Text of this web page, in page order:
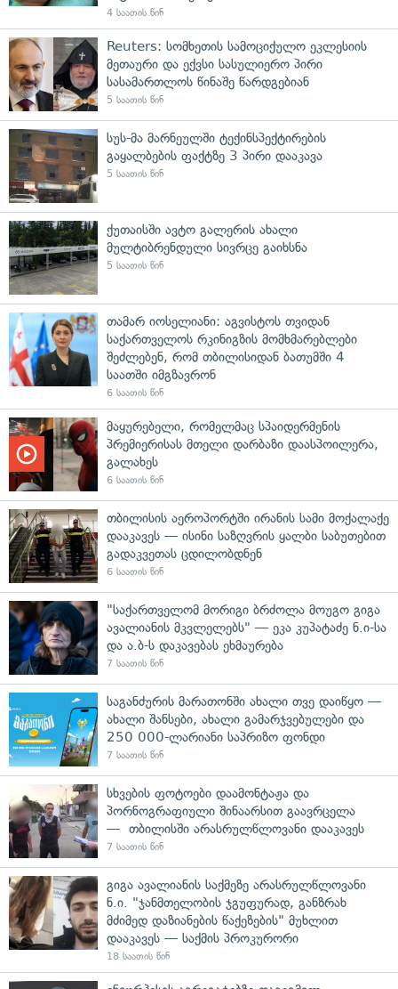
4 საათის წინ
Reuters: სომხეთის სამოციქულო ეკლესიის
მეთაური და ექვსი სასულიერო პირი
სასამართლოს წინაშე წარდგებიან
5 საათის წინ
სუს-მა მარნეულში ტექინსპექტირების
გაყალბების ფაქტზე 3 პირი დააკავა
5 საათის წინ
ქუთაისში ავტო გალერის ახალი
მულტიბრენდული სივრცე გაიხსნა
5 საათის წინ
თამარ იოსელიანი: აგვისტოს თვიდან
საქართველოს რკინიგზის მომხმარებლები
შეძლებენ, რომ თბილისიდან ბათუმში 4
საათში იმგზავრონ
6 საათის წინ
მაყურებელი, რომელმაც სპაიდერმენის
პრემიერისას მთელი დარბაზი დაასპოილერა,
გალახეს
6 საათის წინ
თბილისის აეროპორტში ირანის სამი მოქალაქე
დააკავეს — ისინი საზღვრის ყალბი საბუთებით
გადაკვეთას ცდილობდნენ
6 საათის წინ
"საქართველომ მორიგი ბრძოლა მოუგო გიგა
ავალიანის მკვლელებს" — ეკა კუპატაძე ნ.ი-სა
და ა.ბ-ს დაკავებას ეხმაურება
7 საათის წინ
საგანძურის მარათონში ახალი თვე დაიწყო —
ახალი შანსები, ახალი გამარჯვებულები და
250 000-ლარიანი საპრიზო ფონდი
7 საათის წინ
სხვების ფოტოები დაამონტაჟა და
პორნოგრაფიული შინაარსით გაავრცელა
— თბილისში არასრულწლოვანი დააკავეს
7 საათის წინ
გიგა ავალიანის საქმეზე არასრულწლოვანი
ნ.ი. "ჯანმთელობის ჯგუფურად, განზრახ
მძიმედ დაზიანების წაქეზების" მუხლით
დააკავეს — საქმის პროკურორი
18 საათის წინ